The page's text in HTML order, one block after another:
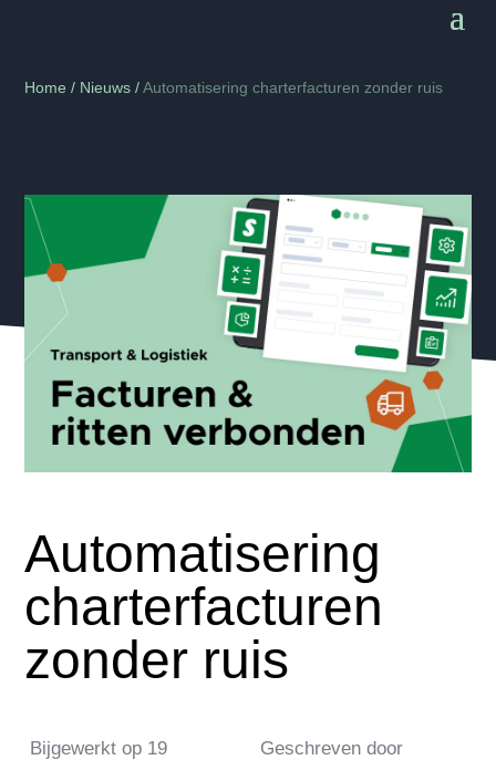
Home / Nieuws /Automatisering charterfacturen zonder ruis
Automatisering
charterfacturen
zonder ruis
Bijgewerkt op 19
Geschreven door